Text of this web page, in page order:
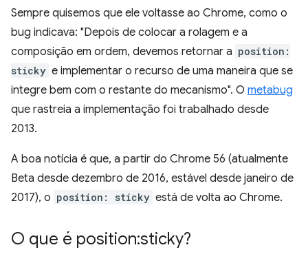
Sempre quisemos que ele voltasse ao Chrome, como o
bug indicava: "Depois de colocar a rolagem e a
composição em ordem, devemos retornar a position:
sticky e implementar o recurso de uma maneira que se
integre bem com o restante do mecanismo". O metabug
que rastreia a implementação foi trabalhado desde
2013.
A boa notícia é que, a partir do Chrome 56 (atualmente
Beta desde dezembro de 2016, estável desde janeiro de
2017), o position: sticky está de volta ao Chrome.
O que é position:sticky?